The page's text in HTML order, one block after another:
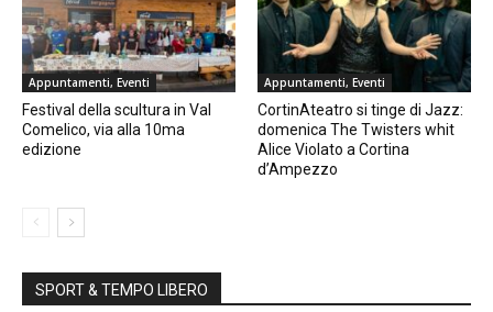
Appuntamenti, Eventi
Festival della scultura in Val
Comelico, via alla 10ma
edizione
Appuntamenti, Eventi
CortinAteatro si tinge di Jazz:
domenica The Twisters whit
Alice Violato a Cortina
d’Ampezzo
SPORT & TEMPO LIBERO